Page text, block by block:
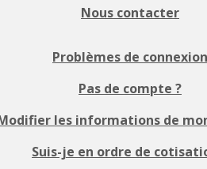
Nous contacter
Problèmes de connexion
Pas de compte ?
les informations de
Suis-je en ordre de